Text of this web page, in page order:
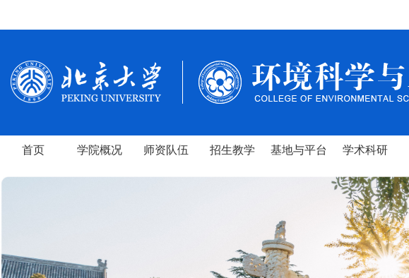
首页 学院概况 师资队伍 招生教学 基地与平台 学术科研